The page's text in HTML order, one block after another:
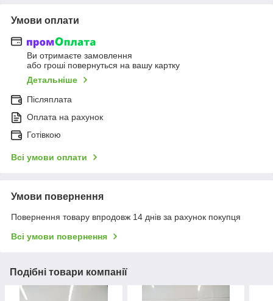
Умови оплати
Ви отримаєте замовлення
або гроші повернуться на вашу картку
Детальніше
Післяплата
Оплата на рахунок
Готівкою
Всі умови оплати
Умови повернення
Повернення товару впродовж 14 днів за рахунок покупця
Всі умови повернення
Подібні товари компанії